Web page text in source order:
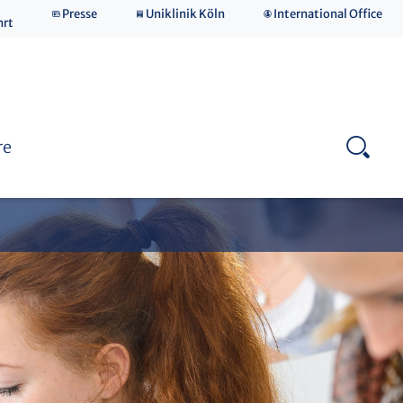
Presse Uniklinik Köln International Office
Altersforschung